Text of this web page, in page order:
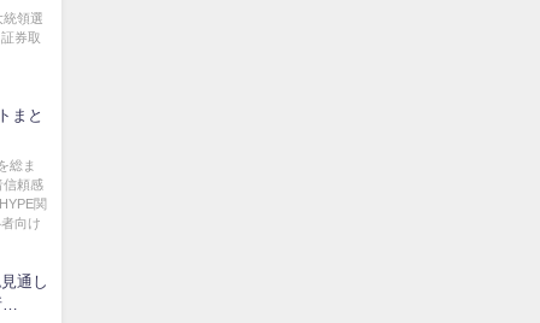
領選
券取
まと
総ま
信頼感
関
向け
通し